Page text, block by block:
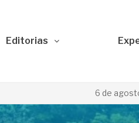
Editorias
6 de